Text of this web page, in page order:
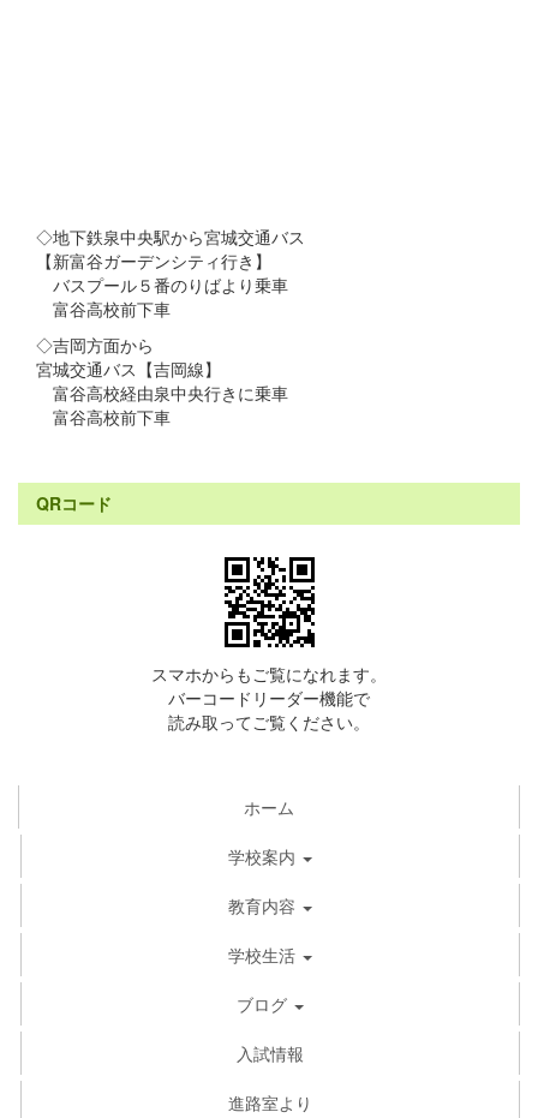
◇地下鉄泉中央駅から宮城交通バス
【新富谷ガーデンシティ行き】
バスプール５番のりばより乗車
富谷高校前下車
◇吉岡方面から
宮城交通バス【吉岡線】
富谷高校経由泉中央行きに乗車
富谷高校前下車
QRコード
スマホからもご覧になれます。
バーコードリーダー機能で
読み取ってご覧ください。
ホーム
学校案内
教育内容
学校生活
ブログ
入試情報
進路室より